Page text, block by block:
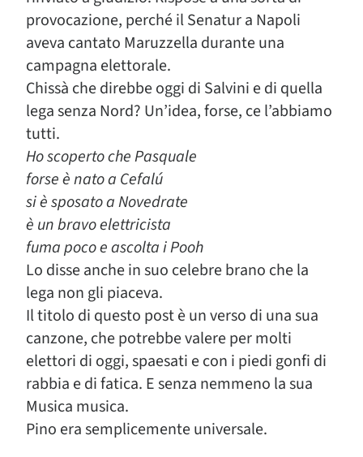
provocazione, perché il Senatur a Napoli
aveva cantato Maruzzella durante una
campagna elettorale.
Chissà che direbbe oggi di Salvini e di quella
lega senza Nord? Un’idea, forse, ce l’abbiamo
tutti.
Ho scoperto che Pasquale
forse è nato a Cefalú
si è sposato a Novedrate
è un bravo elettricista
fuma poco e ascolta i Pooh
Lo disse anche in suo celebre brano che la
lega non gli piaceva.
Il titolo di questo post è un verso di una sua
canzone, che potrebbe valere per molti
elettori di oggi, spaesati e con i piedi gonfi di
rabbia e di fatica. E senza nemmeno la sua
Musica musica.
Pino era semplicemente universale.